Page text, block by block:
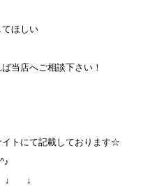
てほしい
当店へご相談下さい！
トにて記載しております☆
↓